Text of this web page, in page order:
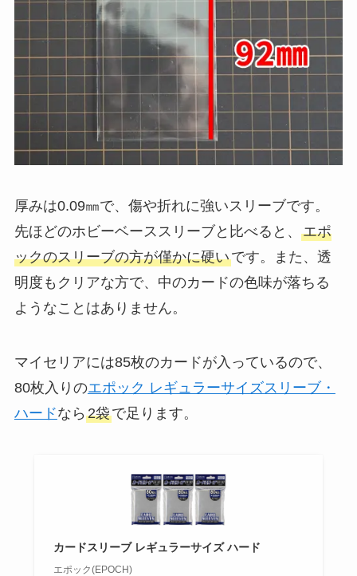
厚みは0.09㎜で、傷や折れに強いスリーブです。
先ほどのホビーベーススリーブと比べると、 エポ
ックのスリーブの方が僅かに硬いです。また、透
明度もクリアな方で、中のカードの色味が落ちる
ようなことはありません。
マイセリアには85枚のカードが入っているので、
80枚入りのエポック レギュラーサイズスリーブ・
ハードなら 2袋で足ります。
カードスリーブ レギュラーサイズ ハード
エポック(EPOCH)